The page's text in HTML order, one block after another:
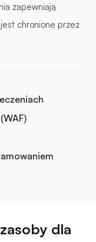
zapewniają
chronione przez
dla